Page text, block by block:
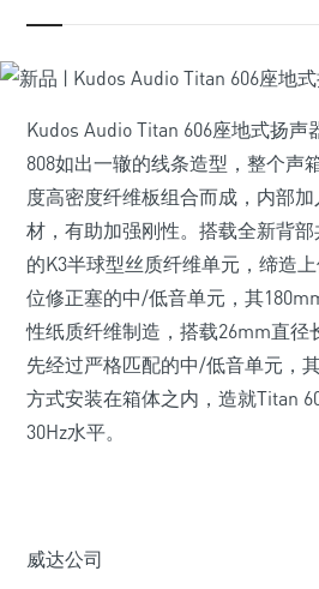
Kudos Audio Titan 606座地式扬
808如出一辙的线条造型，整个声
度高密度纤维板组合而成，内部
材，有助加强刚性。搭载全新背
的K3半球型丝质纤维单元，缔造
位修正塞的中/低音单元，其
性纸质纤维制造，搭载26mm直径
先经过严格匹配的中/低音单元，
方式安装在箱体之内，造就Titan
30Hz水平。
威达公司